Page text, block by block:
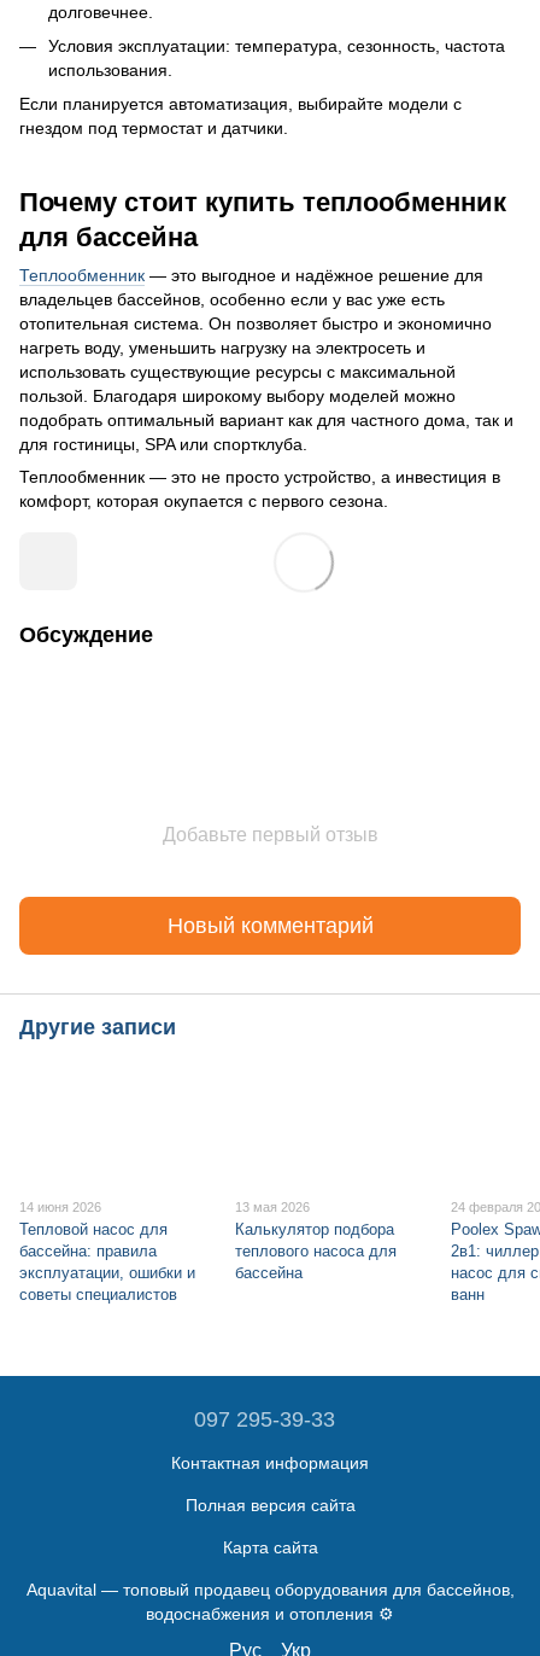
долговечнее.
Условия эксплуатации: температура, сезонность, частота
использования.
Если планируется автоматизация, выбирайте модели с
гнездом под термостат и датчики.
Почему стоит купить теплообменник
для бассейна
Теплообменник — это выгодное и надёжное решение для
владельцев бассейнов, особенно если у вас уже есть
отопительная система. Он позволяет быстро и экономично
нагреть воду, уменьшить нагрузку на электросеть и
использовать существующие ресурсы с максимальной
пользой. Благодаря широкому выбору моделей можно
подобрать оптимальный вариант как для частного дома, так и
для гостиницы, SPA или спортклуба.
Теплообменник — это не просто устройство, а инвестиция в
комфорт, которая окупается с первого сезона.
Обсуждение
Добавьте первый отзыв
Новый комментарий
Другие записи
14 июня 2026
Тепловой насос для
бассейна: правила
эксплуатации, ошибки и
советы специалистов
13 мая 2026
Калькулятор подбора
теплового насоса для
бассейна
24 февраля
Poolex
2в1:
насос для
ванн
097 295-39-33
Контактная информация
Полная версия сайта
Карта сайта
Aquavital — топовый продавец оборудования для бассейнов,
водоснабжения и отопления ⚙️
Рус Укр